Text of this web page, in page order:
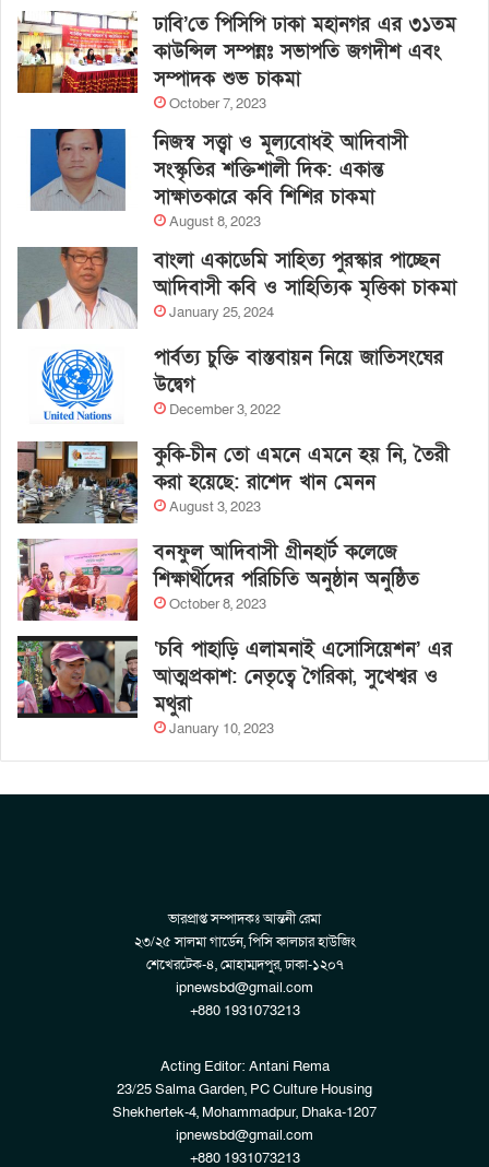
ঢাবি’তে পিসিপি ঢাকা মহানগর এর ৩১তম
কাউন্সিল সম্পন্নঃ সভাপতি জগদীশ এবং
সম্পাদক শুভ চাকমা
October 7, 2023
নিজস্ব সত্ত্বা ও মূল্যবোধই আদিবাসী
সংস্কৃতির শক্তিশালী দিক: একান্ত
সাক্ষাতকারে কবি শিশির চাকমা
August 8, 2023
বাংলা একাডেমি সাহিত্য পুরস্কার পাচ্ছেন
আদিবাসী কবি ও সাহিত্যিক মৃত্তিকা চাকমা
January 25, 2024
পার্বত্য চুক্তি বাস্তবায়ন নিয়ে জাতিসংঘের
উদ্বেগ
December 3, 2022
কুকি-চীন তো এমনে এমনে হয় নি, তৈরী
করা হয়েছে: রাশেদ খান মেনন
August 3, 2023
বনফুল আদিবাসী গ্রীনহার্ট কলেজে
শিক্ষার্থীদের পরিচিতি অনুষ্ঠান অনুষ্ঠিত
October 8, 2023
‘চবি পাহাড়ি এলামনাই এসোসিয়েশন’ এর
আত্মপ্রকাশ: নেতৃত্বে গৈরিকা, সুখেশ্বর ও
মথুরা
January 10, 2023
ভারপ্রাপ্ত সম্পাদকঃ আন্তনী রেমা
২৩/২৫ সালমা গার্ডেন, পিসি কালচার হাউজিং
শেখেরটেক-৪, মোহাম্মদপুর, ঢাকা-১২০৭
ipnewsbd@gmail.com
+880 1931073213
Acting Editor: Antani Rema
23/25 Salma Garden, PC Culture Housing
Shekhertek-4, Mohammadpur, Dhaka-1207
ipnewsbd@gmail.com
+880 1931073213